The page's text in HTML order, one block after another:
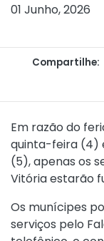
01 Junho, 2026
Compartilhe:
Em razão do
quinta-feira (4)
(5), apenas os
Vitória estarão
Os munícipes
serviços pelo